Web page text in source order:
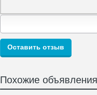
Похожие объявления